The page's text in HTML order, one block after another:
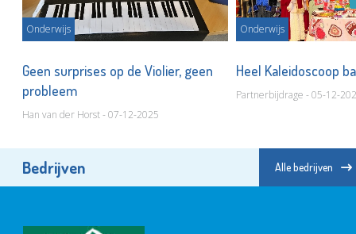
Onderwijs
Geen surprises op de Violier, geen
probleem
Han van der Horst - 07-12-2025
Onderwijs
Heel Kaleidoscoop
Partnerbijdrage - 05-12-
Bedrijven Alle bedrijven